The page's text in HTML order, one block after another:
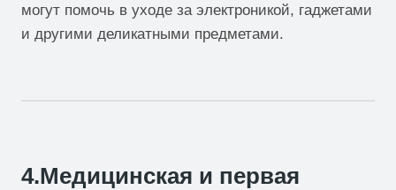
могут помочь в уходе за электроникой, гаджетами
и другими деликатными предметами.
4.Медицинская и первая